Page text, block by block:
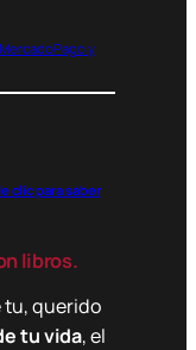
y
clic para saber
libros.
tu, querido
tu vida, el